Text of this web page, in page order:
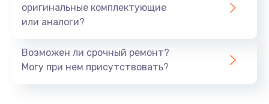
оригинальные комплектующие
или аналоги?
Возможен ли срочный ремонт?
Могу при нем присутствовать?